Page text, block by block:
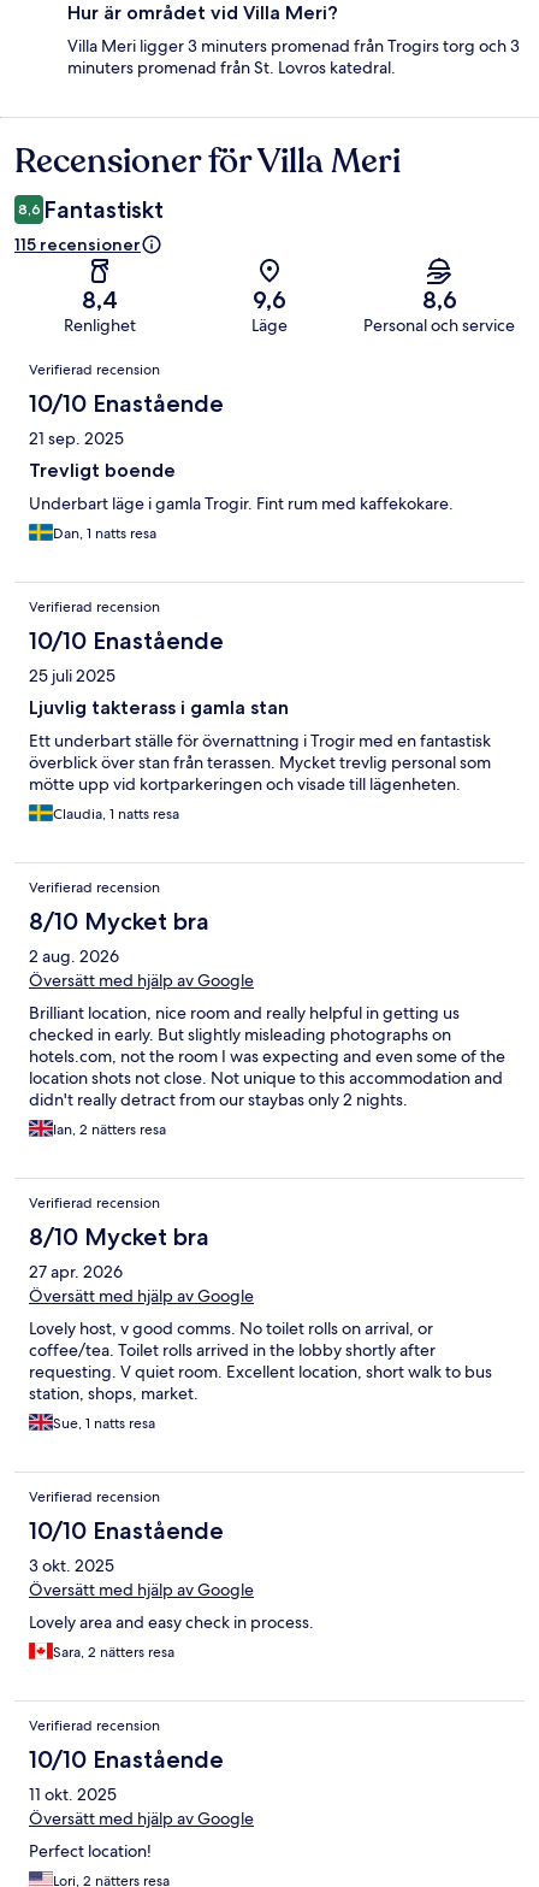
Hur är området vid Villa Meri?
Villa Meri ligger 3 minuters promenad från Trogirs torg och 3
minuters promenad från St. Lovros katedral.
Recensioner
Recensioner för Villa Meri
8,6 Fantastiskt
115 recensioner
8,4
Renlighet
9,6
Läge
8,6
Personal och service
Recensioner
Verifierad recension
10/10 Enastående
21 sep. 2025
Trevligt boende
Underbart läge i gamla Trogir. Fint rum med kaffekokare.
Dan, 1 natts resa
Verifierad recension
10/10 Enastående
25 juli 2025
Ljuvlig takterass i gamla stan
Ett underbart ställe för övernattning i Trogir med en fantastisk
överblick över stan från terassen. Mycket trevlig personal som
mötte upp vid kortparkeringen och visade till lägenheten.
Claudia, 1 natts resa
Verifierad recension
8/10 Mycket bra
2 aug. 2026
Översätt med hjälp av Google
Brilliant location, nice room and really helpful in getting us
checked in early. But slightly misleading photographs on
hotels.com, not the room I was expecting and even some of the
location shots not close. Not unique to this accommodation and
didn't really detract from our staybas only 2 nights.
Ian, 2 nätters resa
Verifierad recension
8/10 Mycket bra
27 apr. 2026
Översätt med hjälp av Google
Lovely host, v good comms. No toilet rolls on arrival, or
coffee/tea. Toilet rolls arrived in the lobby shortly after
requesting. V quiet room. Excellent location, short walk to bus
station, shops, market.
Sue, 1 natts resa
Verifierad recension
10/10 Enastående
3 okt. 2025
Översätt med hjälp av Google
Lovely area and easy check in process.
Sara, 2 nätters resa
Verifierad recension
10/10 Enastående
11 okt. 2025
Översätt med hjälp av Google
Perfect location!
Lori, 2 nätters resa